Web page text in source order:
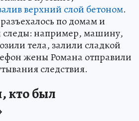
верхний слой бетоном.
по домам и
следы: например, машину,
тела, залили сладкой
жены Романа отправили
следствия.
кто был